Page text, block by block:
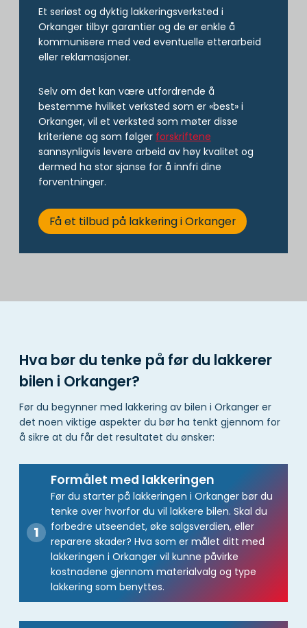
Et seriøst og dyktig lakkeringsverksted i
Orkanger tilbyr garantier og de er enkle å
kommunisere med ved eventuelle etterarbeid
eller reklamasjoner.
Selv om det kan være utfordrende å
bestemme hvilket verksted som er «best» i
Orkanger, vil et verksted som møter disse
kriteriene og som følger forskriftene
sannsynligvis levere arbeid av høy kvalitet og
dermed ha stor sjanse for å innfri dine
forventninger.
Få et tilbud på lakkering i Orkanger
Hva bør du tenke på før du lakkerer
bilen i Orkanger?
Før du begynner med lakkering av bilen i Orkanger er
det noen viktige aspekter du bør ha tenkt gjennom for
å sikre at du får det resultatet du ønsker:
Formålet med lakkeringen
Før du starter på lakkeringen i Orkanger bør du
tenke over hvorfor du vil lakkere bilen. Skal du
forbedre utseendet, øke salgsverdien, eller
reparere skader? Hva som er målet ditt med
lakkeringen i Orkanger vil kunne påvirke
kostnadene gjennom materialvalg og type
lakkering som benyttes.